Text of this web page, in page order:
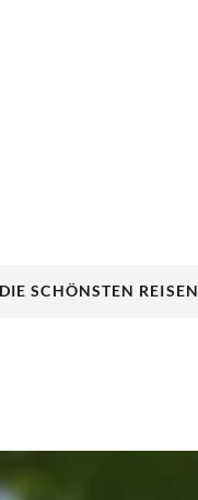
DIE SCHÖNSTEN REISEN